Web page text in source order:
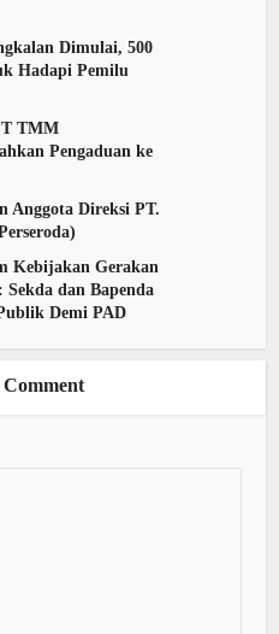
Dimulai, 500
Hadapi Pemilu
TMM
Pengaduan ke
Anggota Direksi PT.
Kebijakan Gerakan
dan Bapenda
Demi PAD
Comment